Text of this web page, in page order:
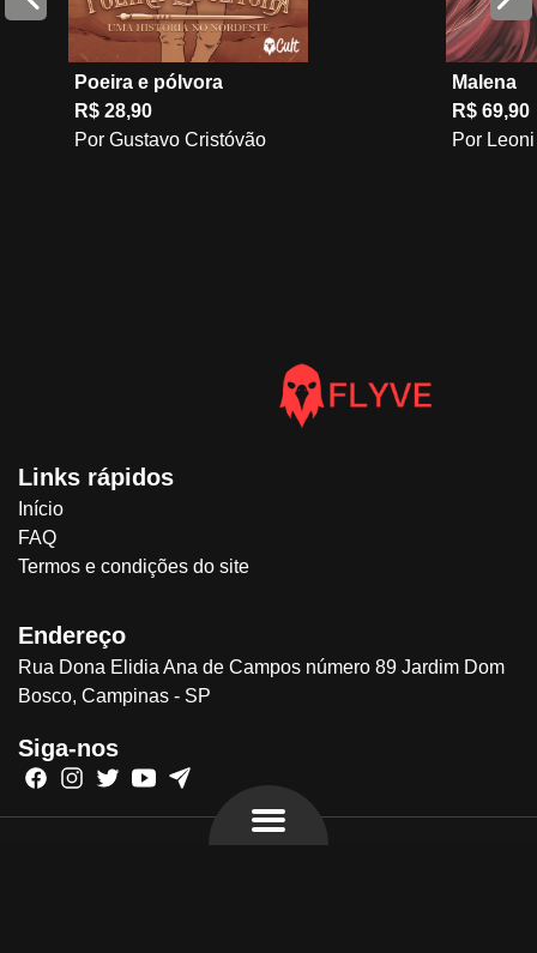
Poeira e pólvora
R$ 28,90
Por Gustavo Cristóvão
Malena
R$ 69,90
Por
Links rápidos
Início
FAQ
Termos e condições do site
Endereço
Rua Dona Elidia Ana de Campos número 89 Jardim Dom
Bosco, Campinas - SP
Siga-nos